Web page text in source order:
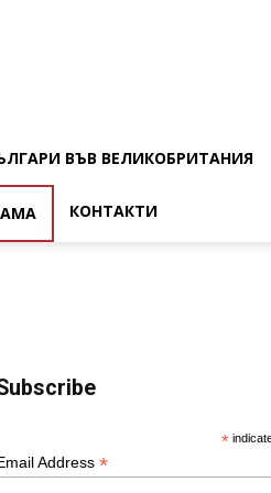
ВЪВ ВЕЛИКОБРИТАНИЯ
КОНТАКТИ
*
Address *